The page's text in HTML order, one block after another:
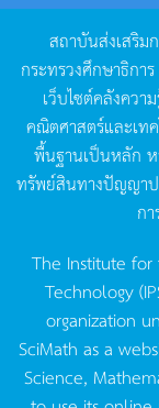
สถาบันส่งเสริม
กระทรวงศึกษาธิการ
เว็บไซต์คลังควา
คณิตศาสตร์และเท
พื้นฐานเป็นหลัก
ทรัพย์สินทางปัญญาป
ก
The Institute
Technology
organization
SciMath as a
Science,